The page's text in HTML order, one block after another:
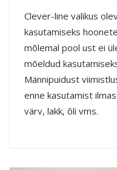
Clever-line valikus
kasutamiseks
mõlemal pool ust ei
mõeldud
Männipuidust
enne kasutamist
värv, lakk, õli vms.